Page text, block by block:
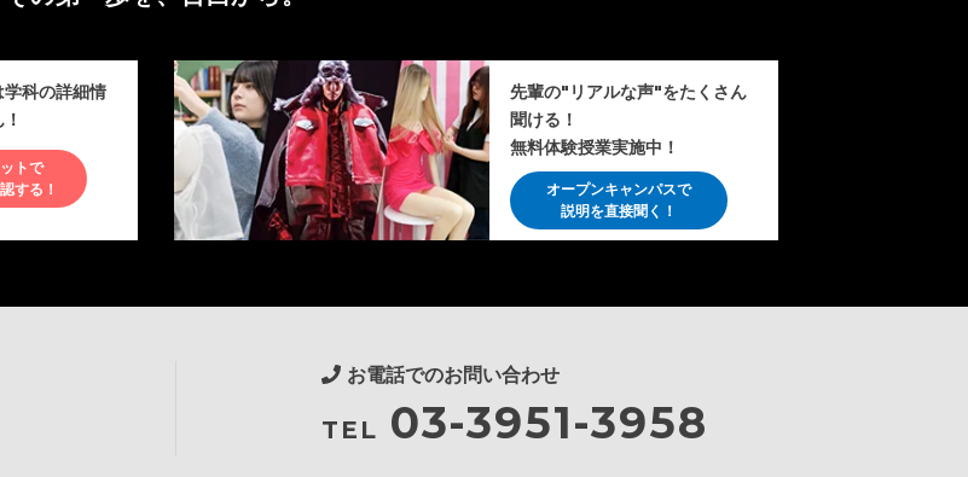
科の詳細情
トで
する！
先輩の"リアルな声"をたくさん
聞ける！
無料体験授業実施中！
オープンキャンパスで
説明を直接聞く！
お電話でのお問い合わせ
TEL 03-3951-3958